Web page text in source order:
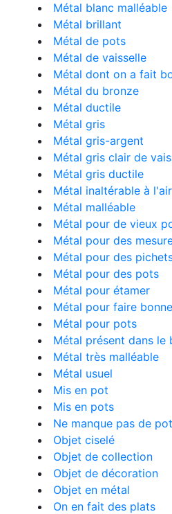
Métal blanc malléable
Métal brillant
Métal de pots
Métal de vaisselle
Métal dont on a fait
Métal du bronze
Métal ductile
Métal gris
Métal gris-argent
Métal gris clair de
Métal gris ductile
Métal inaltérable à l'air
Métal malléable
Métal pour de vieux
Métal pour des
Métal pour des
Métal pour des pots
Métal pour étamer
Métal pour faire
Métal pour pots
Métal présent dans le
Métal très malléable
Métal usuel
Mis en pot
Mis en pots
Ne manque pas de pot
Objet ciselé
Objet de collection
Objet de décoration
Objet en métal
On en fait des plats